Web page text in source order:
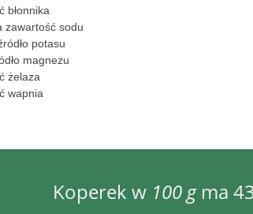
błonnika
zawartość sodu
potasu
magnezu
żelaza
wapnia
Koperek w 100 gma